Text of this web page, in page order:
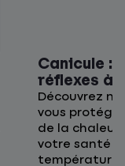
Canicule :
réflexes à
Découvrez
vous
de la chaleur
votre santé